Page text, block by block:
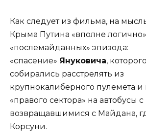
Как следует из фильма, на
Крыма Путина «вполне
«послемайданных» эпизода:
«спасение» Януковича,
собирались расстрелять из
крупнокалиберного пулемета
«правого сектора» на автобусы
возвращавшимися с Майдана,
Корсуни.